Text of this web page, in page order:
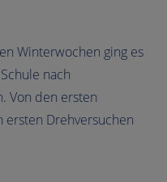
Winterwochen ging es
nach
Von den ersten
ersten Drehversuchen